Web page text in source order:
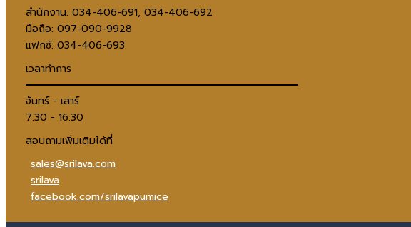
สำนักงาน: 034-406-691, 034-406-692
มือถือ: 097-090-9928
แฟกซ์: 034-406-693
เวลาทำการ
จันทร์ - เสาร์
7:30 - 16:30
สอบถามเพิ่มเติมได้ที่
sales@srilava.com
srilava
facebook.com/srilavapumice